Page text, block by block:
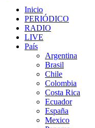
Inicio
PERIÓDICO
RADIO
LIVE
País
Argentina
Brasil
Chile
Colombia
Costa Rica
Ecuador
España
Mexico